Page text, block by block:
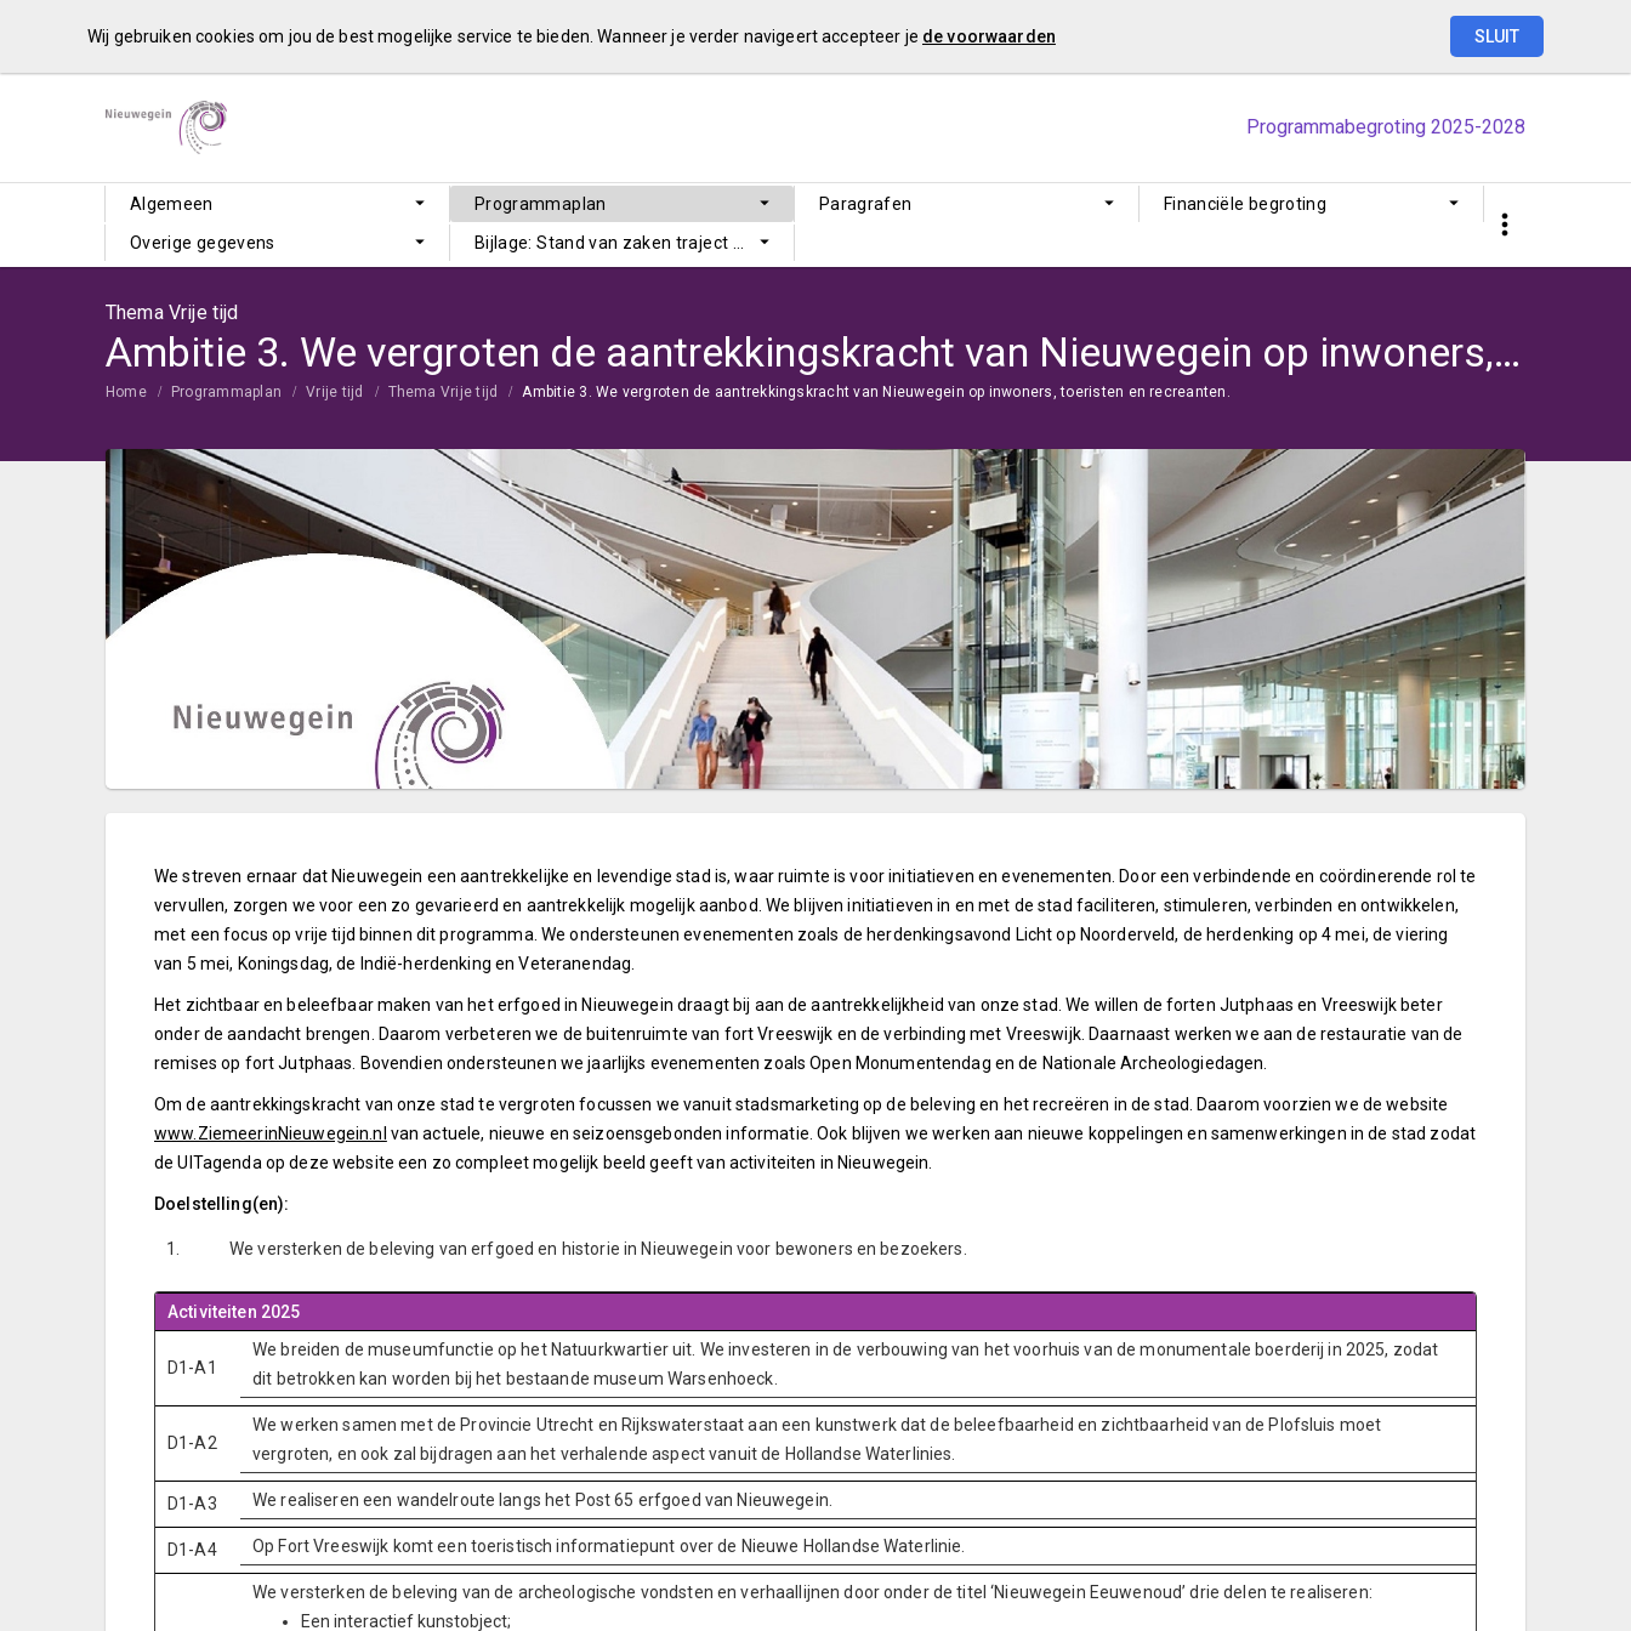
Wij gebruiken cookies om jou de best mogelijke service te bieden. Wanneer je verder navigeert accepteer je de voorwaarden SLUIT
Programmabegroting 2025-2028
Algemeen Programmaplan Paragrafen
Financiële begroting
Overige gegevens
Bijlage: Stand van zaken traject Sluitende Meerjarenbegroting
Thema Vrije tijd
Ambitie 3. We vergroten de aantrekkingskracht van Nieuwegein op inwoners, toeristen en recreanten.
Home Programmaplan Vrije tijd Thema Vrije tijd Ambitie 3. We vergroten de aantrekkingskracht van Nieuwegein op inwoners, toeristen en recreanten.
We streven ernaar dat Nieuwegein een aantrekkelijke en levendige stad is, waar ruimte is voor initiatieven en evenementen. Door een verbindende en coördinerende rol te
vervullen, zorgen we voor een zo gevarieerd en aantrekkelijk mogelijk aanbod. We blijven initiatieven in en met de stad faciliteren, stimuleren, verbinden en ontwikkelen,
met een focus op vrije tijd binnen dit programma. We ondersteunen evenementen zoals de herdenkingsavond Licht op Noorderveld, de herdenking op 4 mei, de viering
van 5 mei, Koningsdag, de Indië-herdenking en Veteranendag.
Het zichtbaar en beleefbaar maken van het erfgoed in Nieuwegein draagt bij aan de aantrekkelijkheid van onze stad. We willen de forten Jutphaas en Vreeswijk beter
onder de aandacht brengen. Daarom verbeteren we de buitenruimte van fort Vreeswijk en de verbinding met Vreeswijk. Daarnaast werken we aan de restauratie van de
remises op fort Jutphaas. Bovendien ondersteunen we jaarlijks evenementen zoals Open Monumentendag en de Nationale Archeologiedagen.
Om de aantrekkingskracht van onze stad te vergroten focussen we vanuit stadsmarketing op de beleving en het recreëren in de stad. Daarom voorzien we de website
www.ZiemeerinNieuwegein.nl van actuele, nieuwe en seizoensgebonden informatie. Ook blijven we werken aan nieuwe koppelingen en samenwerkingen in de stad zodat
de UITagenda op deze website een zo compleet mogelijk beeld geeft van activiteiten in Nieuwegein.
Doelstelling(en):
1. We versterken de beleving van erfgoed en historie in Nieuwegein voor bewoners en bezoekers.
Activiteiten 2025
D1-A1
We breiden de museumfunctie op het Natuurkwartier uit. We investeren in de verbouwing van het voorhuis van de monumentale boerderij in 2025, zodat
dit betrokken kan worden bij het bestaande museum Warsenhoeck.
D1-A2
We werken samen met de Provincie Utrecht en Rijkswaterstaat aan een kunstwerk dat de beleefbaarheid en zichtbaarheid van de Plofsluis moet
vergroten, en ook zal bijdragen aan het verhalende aspect vanuit de Hollandse Waterlinies.
D1-A3 We realiseren een wandelroute langs het Post 65 erfgoed van Nieuwegein.
D1-A4 Op Fort Vreeswijk komt een toeristisch informatiepunt over de Nieuwe Hollandse Waterlinie.
We versterken de beleving van de archeologische vondsten en verhaallijnen door onder de titel ‘Nieuwegein Eeuwenoud’ drie delen te realiseren:
Een interactief kunstobject;